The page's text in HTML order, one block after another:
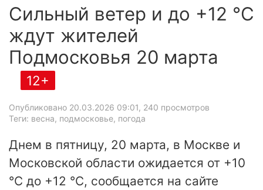
Сильный ветер и до +12 °C
ждут жителей
Подмосковья 20 марта
12+
Опубликовано 20.03.2026 09:01, 240 просмотров
Теги: весна, подмосковье, погода
Днем в пятницу, 20 марта, в Москве и
Московской области ожидается от +10
°C до +12 °C, сообщается на сайте